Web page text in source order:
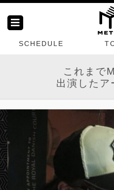
SCHEDULE
これまで
出演したア